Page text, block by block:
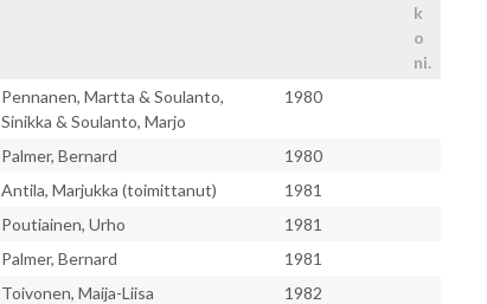
Pennanen, Martta & Soulanto,
Sinikka & Soulanto, Marjo
1980
Palmer, Bernard
1980
Antila, Marjukka (toimittanut)
1981
Poutiainen, Urho
1981
Palmer, Bernard
1981
Toivonen, Maija-Liisa
1982